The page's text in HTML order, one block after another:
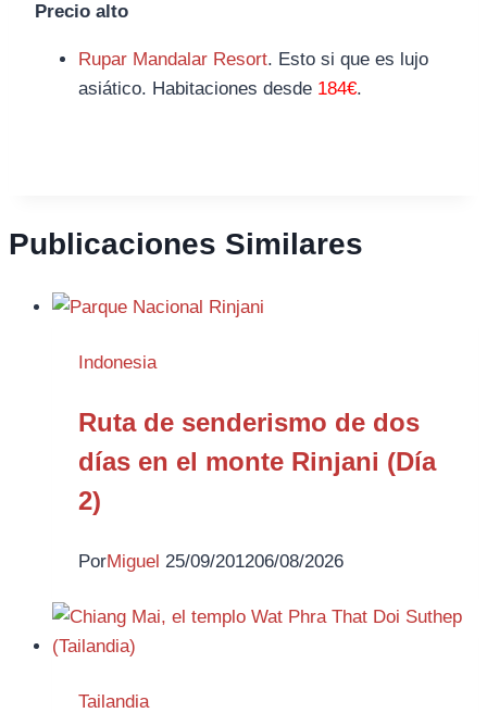
Precio alto
Rupar Mandalar Resort. Esto si que es lujo
asiático. Habitaciones desde 184€.
Publicaciones Similares
Indonesia
Ruta de senderismo de dos
días en el monte Rinjani (Día
2)
PorMiguel 25/09/201206/08/2026
Tailandia